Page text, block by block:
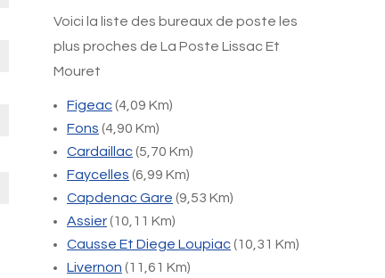
Voici la liste des bureaux de poste les
plus proches de La Poste Lissac Et
Mouret
Figeac(4,09 Km)
Fons (4,90 Km)
Cardaillac(5,70 Km)
Faycelles (6,99 Km)
Capdenac Gare (9,53 Km)
Assier(10,11 Km)
Causse Et Diege Loupiac(10,31 Km)
Livernon (11,61 Km)